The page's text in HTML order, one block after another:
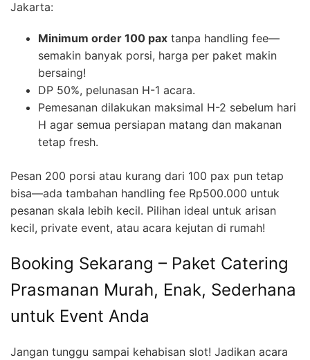
Jakarta:
Minimum order 100 pax tanpa handling fee—
semakin banyak porsi, harga per paket makin
bersaing!
DP 50%, pelunasan H-1 acara.
Pemesanan dilakukan maksimal H-2 sebelum hari
H agar semua persiapan matang dan makanan
tetap fresh.
Pesan 200 porsi atau kurang dari 100 pax pun tetap
bisa—ada tambahan handling fee Rp500.000 untuk
pesanan skala lebih kecil. Pilihan ideal untuk arisan
kecil, private event, atau acara kejutan di rumah!
Booking Sekarang – Paket Catering
Prasmanan Murah, Enak, Sederhana
untuk Event Anda
Jangan tunggu sampai kehabisan slot! Jadikan acara